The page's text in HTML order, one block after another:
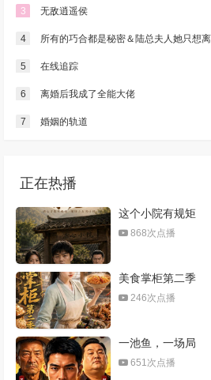
3 无敌逍遥侯
4 所有的巧合都是秘密＆陆总夫人她只想
5 在线追踪
6 离婚后我成了全能大佬
7 婚姻的轨道
正在热播
这个小院有规矩
868次点播
美食掌柜第二季
246次点播
一池鱼，一场局
651次点播